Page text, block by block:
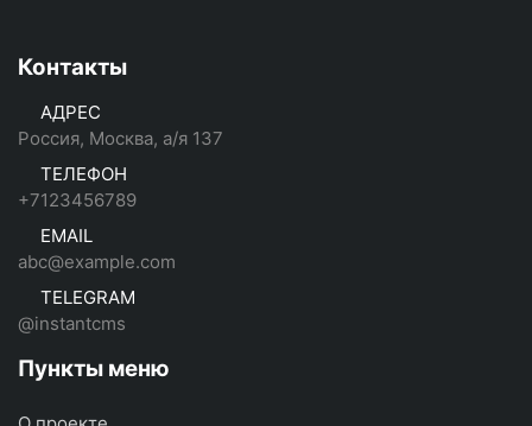
Контакты
АДРЕС
Россия, Москва, а/я 137
ТЕЛЕФОН
+7123456789
EMAIL
abc@example.com
TELEGRAM
@instantcms
Пункты меню